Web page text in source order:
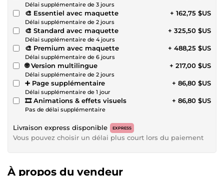
Délai supplémentaire de 3 jours
🎨 Essentiel avec maquette
Délai supplémentaire de 2 jours
+ 162,75 $US
🎨 Standard avec maquette
Délai supplémentaire de 4 jours
+ 325,50 $US
🎨 Premium avec maquette
Délai supplémentaire de 6 jours
+ 488,25 $US
🌐 Version multilingue
Délai supplémentaire de 2 jours
+ 217,00 $US
➕ Page supplémentaire
Délai supplémentaire de 1 jour
+ 86,80 $US
🎞️ Animations & effets visuels
Pas de délai supplémentaire
+ 86,80 $US
Livraison express disponible EXPRESS
Vous pouvez choisir un délai plus court lors du paiement
À propos du vendeur